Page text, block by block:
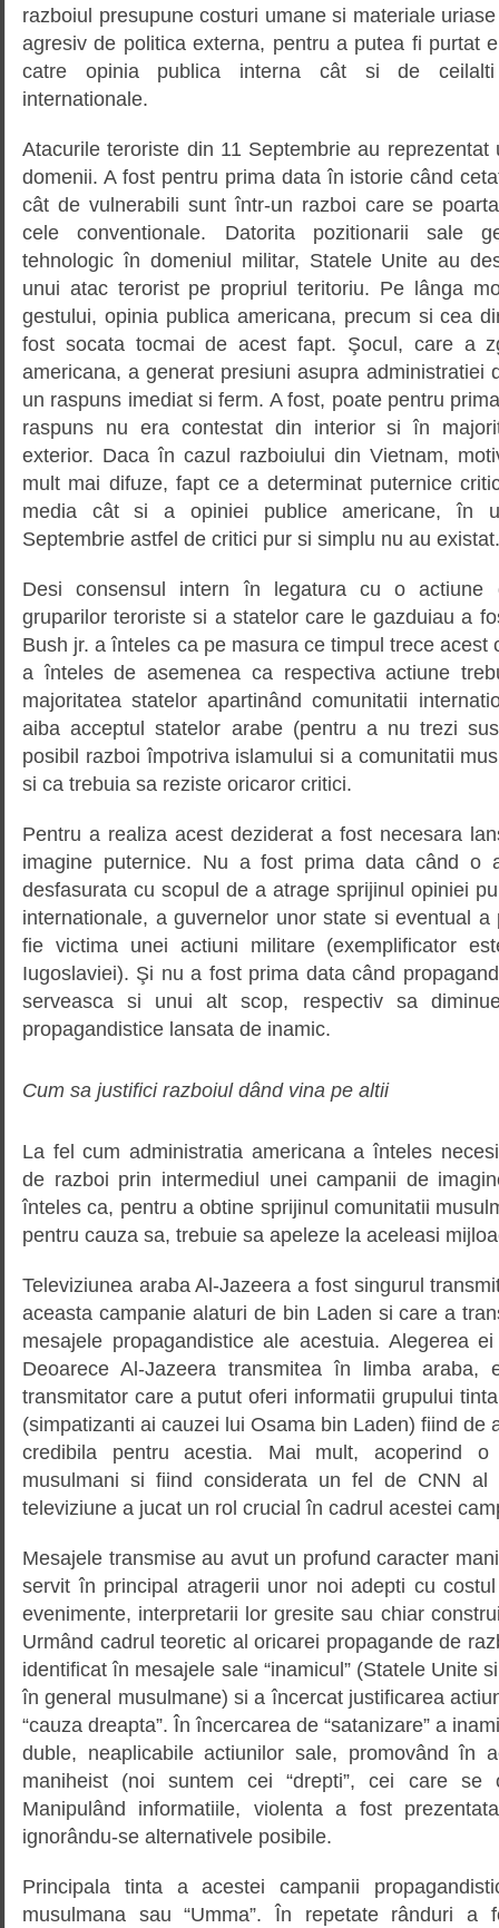
razboiul presupune costuri umane si materiale
agresiv de politica externa, pentru a putea fi purtat
catre opinia publica interna cât si de
internationale.
Atacurile teroriste din 11 Septembrie au
domenii. A fost pentru prima data în istorie când
cât de vulnerabili sunt într-un razboi care se
cele conventionale. Datorita pozitionarii sale
tehnologic în domeniul militar, Statele Unite au
unui atac terorist pe propriul teritoriu. Pe lânga
gestului, opinia publica americana, precum si cea
fost socata tocmai de acest fapt. Şocul, care a
americana, a generat presiuni asupra administratiei
un raspuns imediat si ferm. A fost, poate pentru
raspuns nu era contestat din interior si în
exterior. Daca în cazul razboiului din Vietnam,
mult mai difuze, fapt ce a determinat puternice
media cât si a opiniei publice americane, în
Septembrie astfel de critici pur si simplu nu au existat.
Desi consensul intern în legatura cu o actiune
gruparilor teroriste si a statelor care le gazduiau a
Bush jr. a înteles ca pe masura ce timpul trece acest
a înteles de asemenea ca respectiva actiune
majoritatea statelor apartinând comunitatii
aiba acceptul statelor arabe (pentru a nu trezi
posibil razboi împotriva islamului si a comunitatii
si ca trebuia sa reziste oricaror critici.
Pentru a realiza acest deziderat a fost necesara
imagine puternice. Nu a fost prima data când o
desfasurata cu scopul de a atrage sprijinul opiniei
internationale, a guvernelor unor state si eventual
fie victima unei actiuni militare (exemplificator
Iugoslaviei). Şi nu a fost prima data când
serveasca si unui alt scop, respectiv sa
propagandistice lansata de inamic.
Cum sa justifici razboiul dând vina pe altii
La fel cum administratia americana a înteles
de razboi prin intermediul unei campanii de
înteles ca, pentru a obtine sprijinul comunitatii
pentru cauza sa, trebuie sa apeleze la aceleasi
Televiziunea araba Al-Jazeera a fost singurul
aceasta campanie alaturi de bin Laden si care a
mesajele propagandistice ale acestuia. Alegerea
Deoarece Al-Jazeera transmitea în limba araba,
transmitator care a putut oferi informatii grupului
(simpatizanti ai cauzei lui Osama bin Laden) fiind de
credibila pentru acestia. Mai mult, acoperind
musulmani si fiind considerata un fel de CNN al
televiziune a jucat un rol crucial în cadrul acestei
Mesajele transmise au avut un profund caracter
servit în principal atragerii unor noi adepti cu
evenimente, interpretarii lor gresite sau chiar
Urmând cadrul teoretic al oricarei propagande de
identificat în mesajele sale “inamicul” (Statele Unite
în general musulmane) si a încercat justificarea
“cauza dreapta”. În încercarea de “satanizare” a
duble, neaplicabile actiunilor sale, promovând în
maniheist (noi suntem cei “drepti”, cei care se
Manipulând informatiile, violenta a fost
ignorându-se alternativele posibile.
Principala tinta a acestei campanii
musulmana sau “Umma”. În repetate rânduri a